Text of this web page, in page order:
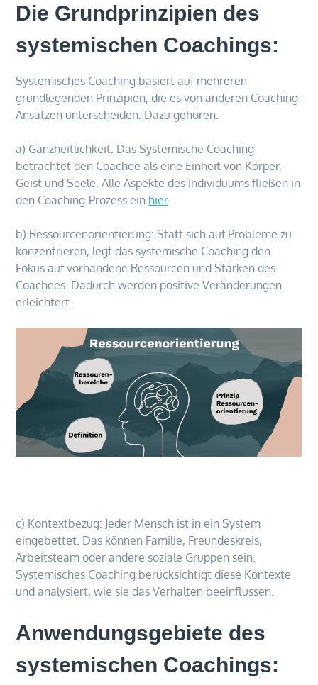
Die Grundprinzipien des
systemischen Coachings:
Systemisches Coaching basiert auf mehreren
grundlegenden Prinzipien, die es von anderen Coaching-
Ansätzen unterscheiden. Dazu gehören:
a) Ganzheitlichkeit: Das Systemische Coaching
betrachtet den Coachee als eine Einheit von Körper,
Geist und Seele. Alle Aspekte des Individuums fließen in
den Coaching-Prozess ein hier.
b) Ressourcenorientierung: Statt sich auf Probleme zu
konzentrieren, legt das systemische Coaching den
Fokus auf vorhandene Ressourcen und Stärken des
Coachees. Dadurch werden positive Veränderungen
erleichtert.
c) Kontextbezug: Jeder Mensch ist in ein System
eingebettet. Das können Familie, Freundeskreis,
Arbeitsteam oder andere soziale Gruppen sein.
Systemisches Coaching berücksichtigt diese Kontexte
und analysiert, wie sie das Verhalten beeinflussen.
Anwendungsgebiete des
systemischen Coachings: